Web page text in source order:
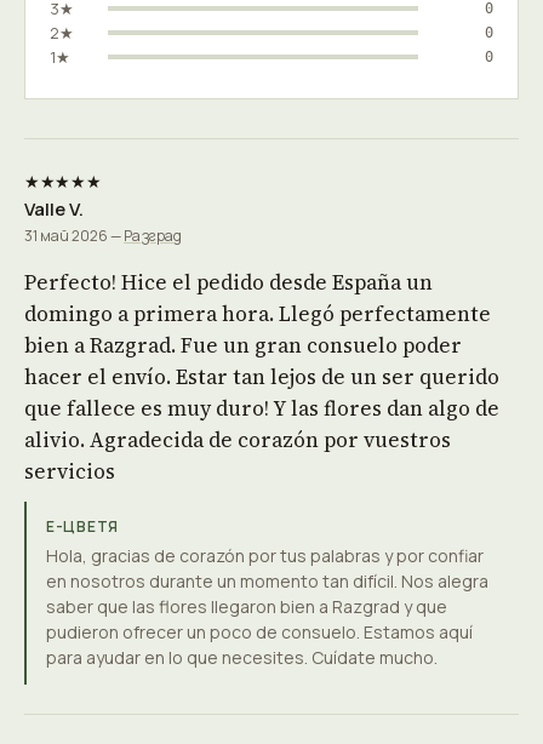
3★ 0
2★ 0
1★ 0
★★★★★
Valle V.
31 май 2026 —Разград
Perfecto! Hice el pedido desde España un
domingo a primera hora. Llegó perfectamente
bien a Razgrad. Fue un gran consuelo poder
hacer el envío. Estar tan lejos de un ser querido
que fallece es muy duro! Y las flores dan algo de
alivio. Agradecida de corazón por vuestros
servicios
Е-ЦВЕТЯ
Hola, gracias de corazón por tus palabras y por confiar
en nosotros durante un momento tan difícil. Nos alegra
saber que las flores llegaron bien a Razgrad y que
pudieron ofrecer un poco de consuelo. Estamos aquí
para ayudar en lo que necesites. Cuídate mucho.